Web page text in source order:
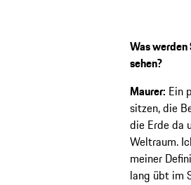
Was
sehen?
Maurer: Ein
sitzen, die
die Erde da
Weltraum.
meiner
lang übt im